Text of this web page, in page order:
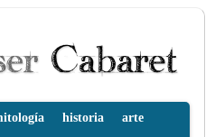
historia arte